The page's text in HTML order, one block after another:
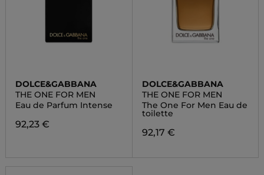
DOLCE&GABBANA
THE ONE FOR MEN
Eau de Parfum Intense
92,23 €
DOLCE&GABBANA
THE ONE FOR MEN
The One For Men Eau de
toilette
92,17 €